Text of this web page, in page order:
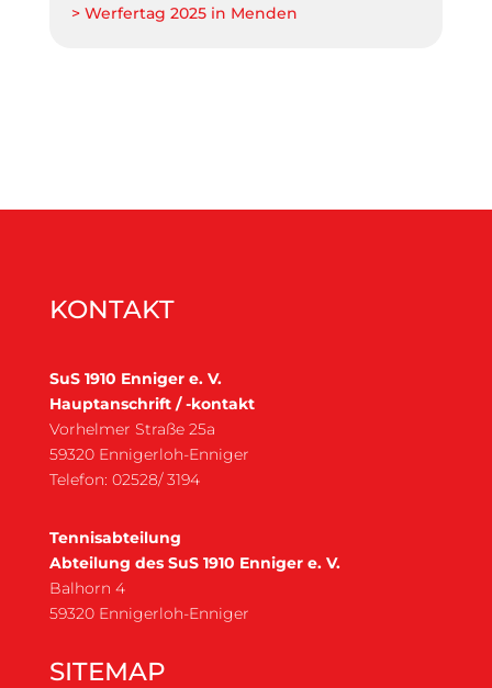
> Werfertag 2025 in Menden
KONTAKT
SuS 1910 Enniger e. V.
Hauptanschrift / -kontakt
Vorhelmer Straße 25a
59320 Ennigerloh-Enniger
Telefon: 02528/ 3194
Tennisabteilung
Abteilung des SuS 1910 Enniger e. V.
Balhorn 4
59320 Ennigerloh-Enniger
SITEMAP